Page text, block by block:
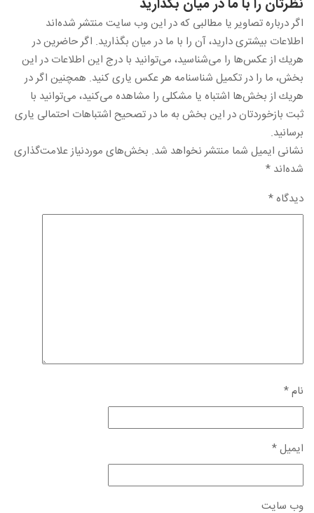
نظرتان را با ما در ميان بگذاريد
اگر درباره تصاویر یا مطالبی كه در این وب سایت منتشر شده‌اند
اطلاعات بیشتری دارید، آن را با ما در میان بگذارید. اگر حاضرین در
هریك از عكس‌ها را می‌شناسید، می‌توانید با درج این اطلاعات در این
بخش، ما را در تكمیل شناسنامه هر عكس یاری كنید. همچنین اگر در
هریك از بخش‌ها اشتباه یا مشكلی را مشاهده می‌كنید، می‌توانید با
ثبت بازخوردتان در این بخش به ما در تصحیح اشتباهات احتمالی یاری
برسانید.
نشانی ایمیل شما منتشر نخواهد شد. بخش‌های موردنیاز علامت‌گذاری
شده‌اند *
دیدگاه*
نام*
ایمیل*
وب‌ سایت